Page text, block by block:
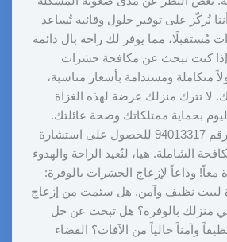
نُركّز على توفير حلول وقائية تُساعد
مُستقبلًا، مما يوفر لك راحة بال دائمة
كنت تبحث عن مكافحة حشرات
متكاملة ومستدامة بأسعار مناسبة،
لا تترك منزلك عرضة لهذه الغزاة
بحماية ممتلكاتك وصحة عائلتك.
اتصل بنا فورًا على الرقم 94013317 للحصول على استشارة
الشاملة. هيا، لنُعيد الراحة والهدوء
معاً! وداعاً لإزعاج الحشرات بالوفرة:
لبيت نظيف وآمن. هل سئمت من إزعاج
منزلك بالوفرة؟ هل تبحث عن حل
وآمناً خالياً من الآفات؟ القضاء